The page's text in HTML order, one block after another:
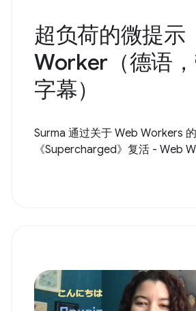
超负荷的微提示
Worker（德语
字幕）
Surma 通过关于 Web Workers
《Supercharged》复活 - Web